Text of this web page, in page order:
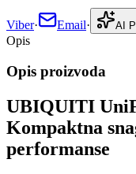
Viber· Email· AI
Opis
Opis proizvoda
UBIQUITI
Kompaktna
performanse